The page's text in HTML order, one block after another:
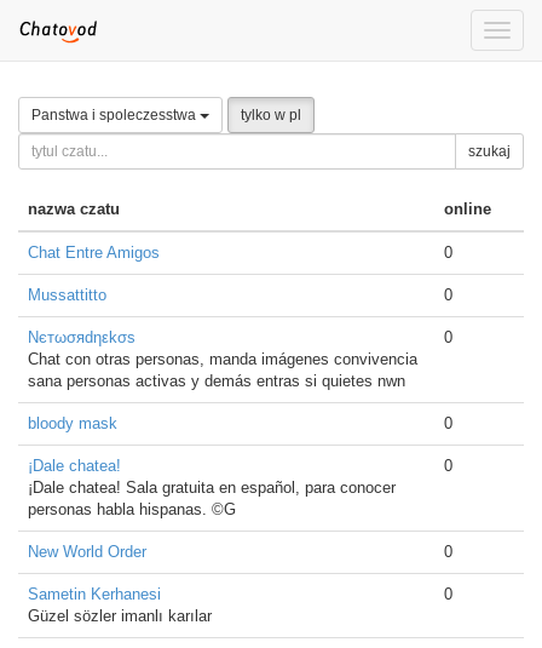
Toggle
Panstwa i spoleczesstwa tylko w pl
szukaj
nazwa czatu online
Chat Entre Amigos 0
Mussattitto 0
Nєтωσяdηεkσѕ
Chat con otras personas, manda imágenes convivencia
sana personas activas y demás entras si quietes nwn
0
bloody mask 0
¡Dale chatea!
¡Dale chatea! Sala gratuita en español, para conocer
personas habla hispanas. ©G
0
New World Order 0
Sametin Kerhanesi
Güzel sözler imanlı karılar
0